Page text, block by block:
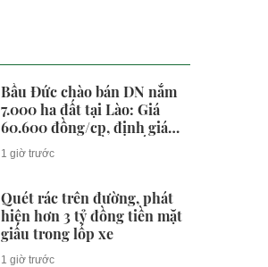
Bầu Đức chào bán DN nắm
7.000 ha đất tại Lào: Giá
60.600 đồng/cp, định giá
hơn 11.000 tỷ đồng, gấp rưỡi
công ty của ông Trần Bá
1 giờ trước
Quét rác trên đường, phát
hiện hơn 3 tỷ đồng tiền mặt
giấu trong lốp xe
1 giờ trước